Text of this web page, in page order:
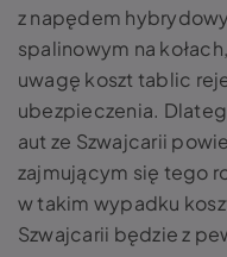
z napędem
spalinowym na
uwagę koszt tablic
ubezpieczenia.
aut ze Szwajcarii
zajmującym się tego
w takim wypadku
Szwajcarii będzie z